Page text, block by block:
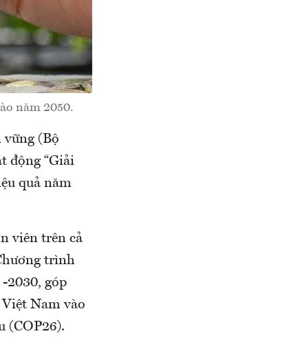
năm 2050.
(Bộ
động “Giải
quả năm
viên trên cả
trình
2030, góp
Nam vào
(COP26).